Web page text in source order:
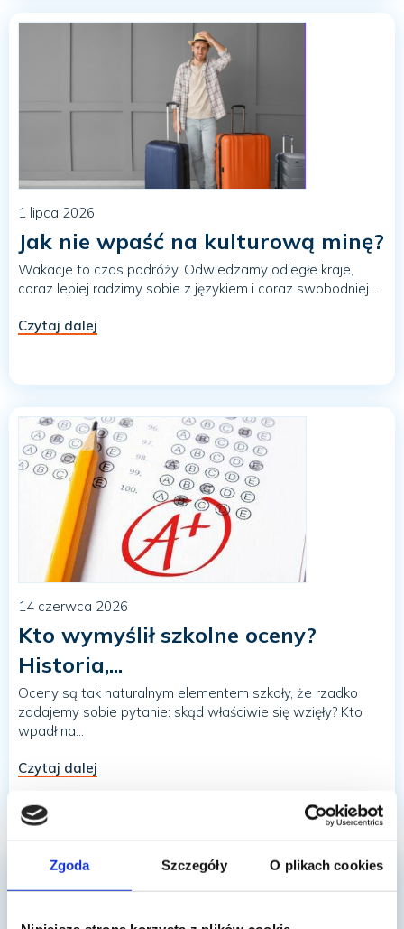
Zgoda Szczegóły O plikach cookies
1 lipca 2026
Jak nie wpaść na kulturową minę?
Wakacje to czas podróży. Odwiedzamy odległe kraje,
coraz lepiej radzimy sobie z językiem i coraz swobodniej...
Czytaj dalej
14 czerwca 2026
Kto wymyślił szkolne oceny?
Historia,...
Oceny są tak naturalnym elementem szkoły, że rzadko
zadajemy sobie pytanie: skąd właściwie się wzięły? Kto
wpadł na...
Czytaj dalej